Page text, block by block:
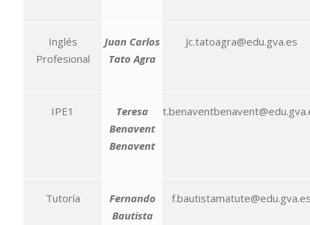
Inglés
Profesional
Juan Carlos
Tato Agra
Jc.tatoagra@edu.gva.es
IPE1
Teresa
Benavent
Benavent
Tutoría
Fernando
Bautista